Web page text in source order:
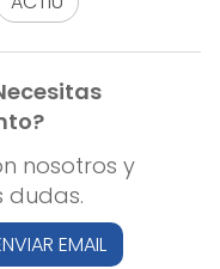
nosotros y
dudas.
EMAIL